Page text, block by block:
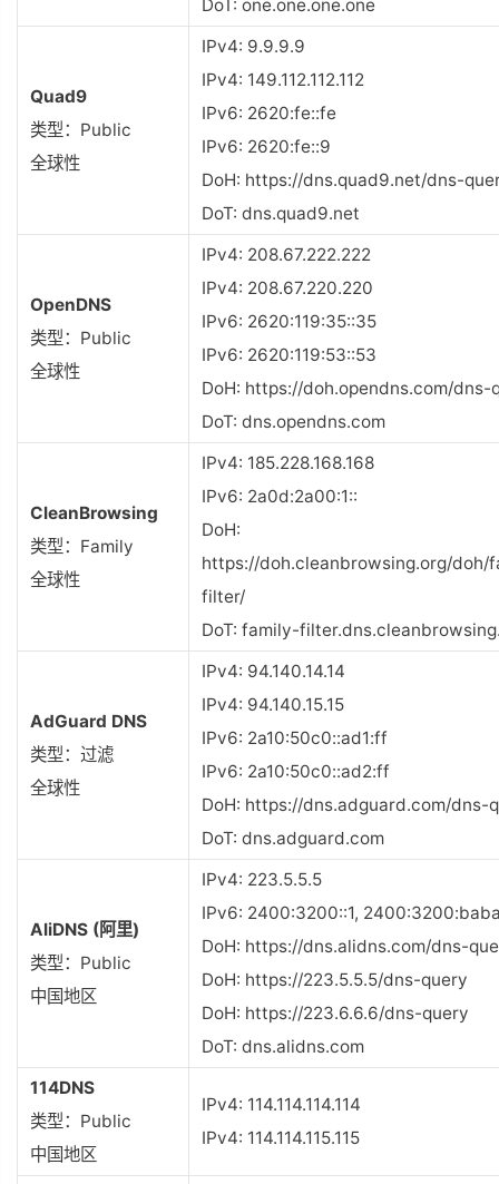
DoT: one.one.one.one
Quad9
类型：Public
全球性
IPv4: 9.9.9.9
IPv4: 149.112.112.112
IPv6: 2620:fe::fe
IPv6: 2620:fe::9
DoH: https://dns.quad9.net/dns-
DoT: dns.quad9.net
OpenDNS
类型：Public
全球性
IPv4: 208.67.222.222
IPv4: 208.67.220.220
IPv6: 2620:119:35::35
IPv6: 2620:119:53::53
DoH: https://doh.opendns.com/dns-
DoT: dns.opendns.com
CleanBrowsing
类型：Family
全球性
IPv4: 185.228.168.168
IPv6: 2a0d:2a00:1::
DoH:
https://doh.cleanbrowsing.org/doh/
filter/
DoT: family-
AdGuard DNS
类型：过滤
全球性
IPv4: 94.140.14.14
IPv4: 94.140.15.15
IPv6: 2a10:50c0::ad1:ff
IPv6: 2a10:50c0::ad2:ff
DoH: https://dns.adguard.com/dns-
DoT: dns.adguard.com
AliDNS (阿里)
类型：Public
中国地区
IPv4: 223.5.5.5
IPv6: 2400:3200::1,
DoH: https://dns.alidns.com/dns-
DoH: https://223.5.5.5/dns-query
DoH: https://223.6.6.6/dns-query
DoT: dns.alidns.com
114DNS
类型：Public
中国地区
IPv4: 114.114.114.114
IPv4: 114.114.115.115